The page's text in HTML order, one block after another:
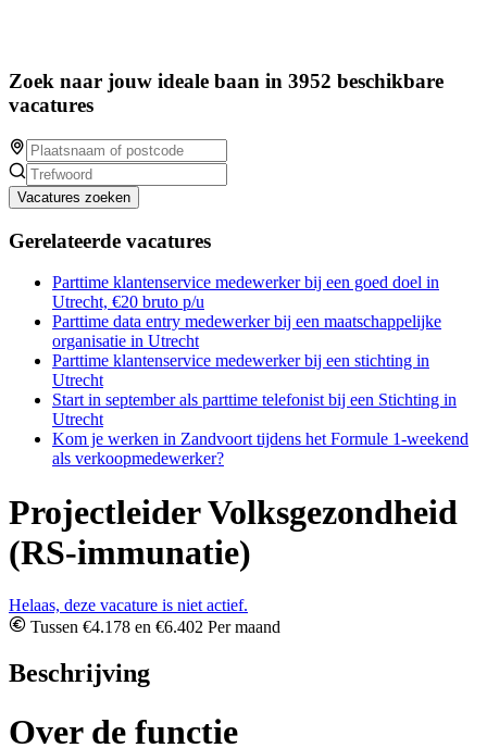
Zoek naar jouw ideale baan in 3952 beschikbare
vacatures
Vacatures zoeken
Gerelateerde vacatures
Parttime klantenservice medewerker bij een goed doel in
Utrecht, €20 bruto p/u
Parttime data entry medewerker bij een maatschappelijke
organisatie in Utrecht
Parttime klantenservice medewerker bij een stichting in
Utrecht
Start in september als parttime telefonist bij een Stichting in
Utrecht
Kom je werken in Zandvoort tijdens het Formule 1-weekend
als verkoopmedewerker?
Projectleider Volksgezondheid
(RS-immunatie)
Helaas, deze vacature is niet actief.
Tussen €4.178 en €6.402 Per maand
Beschrijving
Over de functie